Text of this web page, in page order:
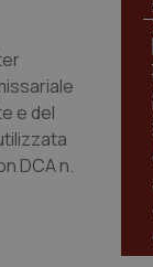
e del
DCA n.